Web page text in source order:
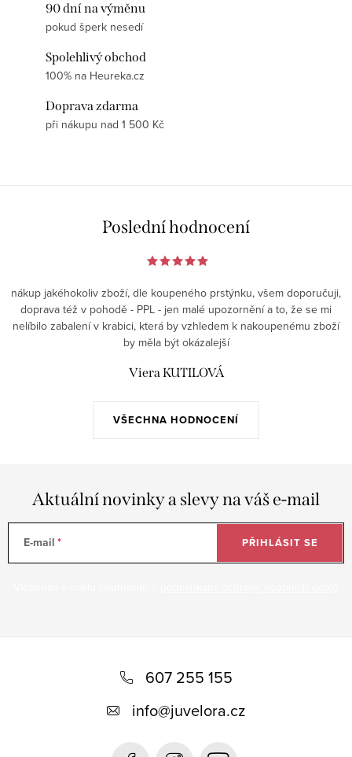
90 dní na výměnu
pokud šperk nesedí
Spolehlivý obchod
100% na Heureka.cz
Doprava zdarma
při nákupu nad 1 500 Kč
Poslední hodnocení
VŠECHNA HODNOCENÍ
nákup jakéhokoliv zboží, dle koupeného prstýnku, všem doporučuji,
doprava též v pohodě - PPL - jen malé upozornění a to, že se mi
nelíbilo zabalení v krabici, která by vzhledem k nakoupenému zboží
by měla být okázalejší
Viera KUTILOVÁ
Aktuální novinky a slevy na váš e-mail
E-mail PŘIHLÁSIT SE
607 255 155
info@juvelora.cz